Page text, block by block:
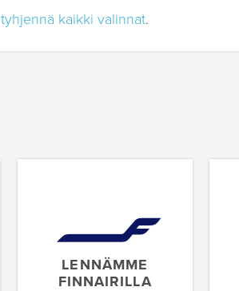
tyhjennä kaikki valinnat.
LENNÄMME
FINNAIRILLA